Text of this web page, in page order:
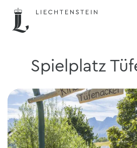
Spielplatz